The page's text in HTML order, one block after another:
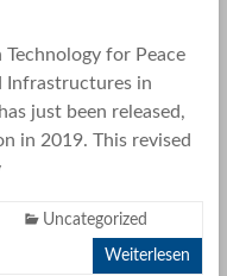
for Peace
Infrastructures in
just been released,
in 2019. This revised
Uncategorized
Weiterlesen